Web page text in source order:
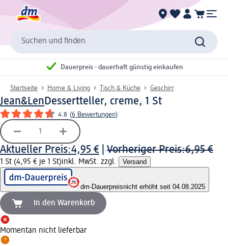
Suchen und finden
Dauerpreis - dauerhaft günstig einkaufen
Startseite Home & Living Tisch & Küche Geschirr
Jean&LenDessertteller, creme, 1 St
4.8 (6 Bewertungen)
Aktueller Preis:4,95 € Vorheriger Preis:6,95 €
1 St (4,95 € je 1 St)inkl. MwSt. zzgl. Versand
dm-Dauerpreisnicht erhöht seit 04.08.2025
In den Warenkorb
Momentan nicht lieferbar